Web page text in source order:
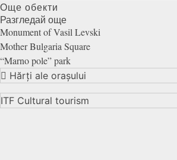
Още обекти
Разгледай още
Monument of Vasil Levski
Mother Bulgaria Square
“Marno pole”park
Hărți ale orașului
ITF Cultural tourism